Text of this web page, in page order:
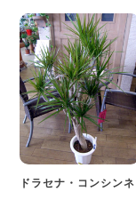
ドラセナ・コンシンネ